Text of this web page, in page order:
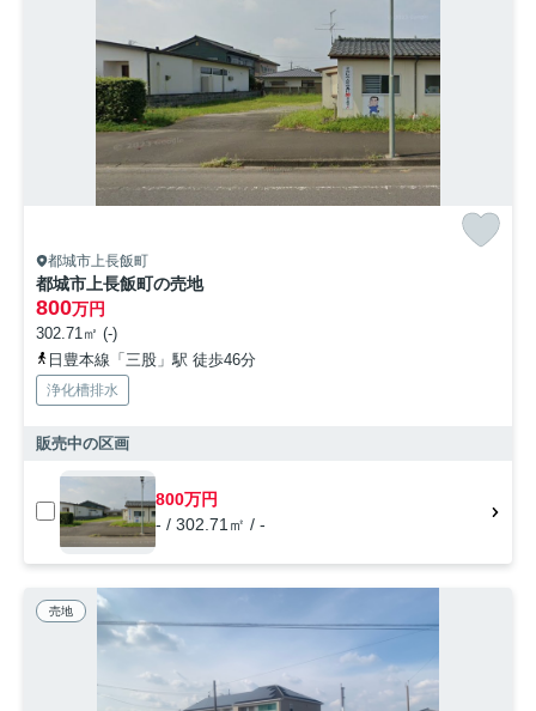
都城市上長飯町
都城市上長飯町の売地
800万円
302.71㎡ (-)
日豊本線「三股」駅 徒歩46分
浄化槽排水
販売中の区画
800万円
- / 302.71㎡ / -
売地